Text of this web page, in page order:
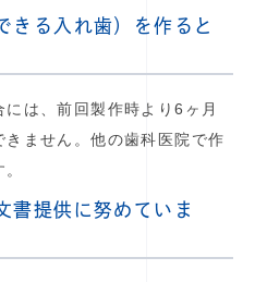
きる入れ歯）を作ると
は、前回製作時より6ヶ月
ません。他の歯科医院で作
書提供に努めていま